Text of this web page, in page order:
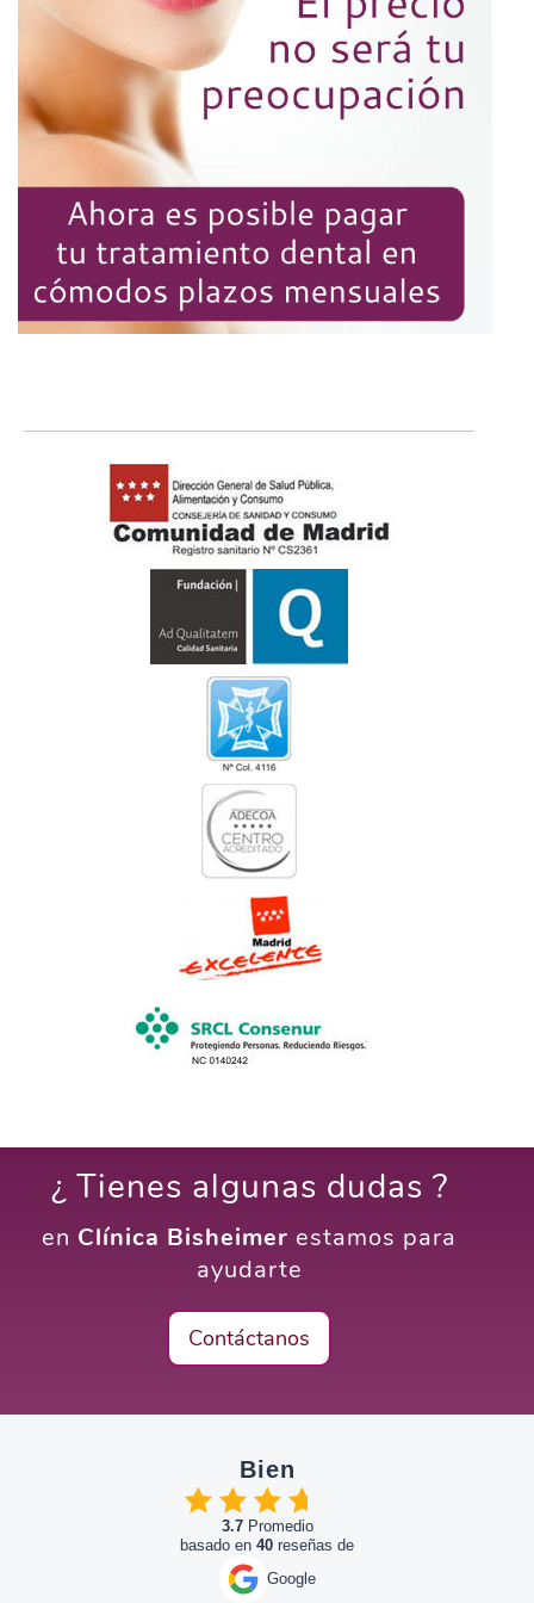
¿ Tienes algunas dudas ?
en Clínica Bisheimer estamos para
ayudarte
Contáctanos
Bien
3.7Promedio
basado en 40 reseñas de
Google